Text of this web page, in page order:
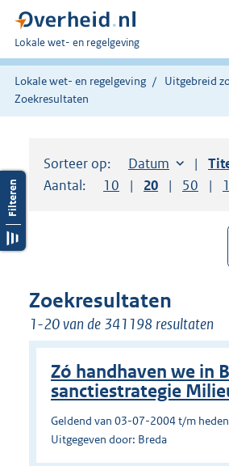
U
bent
hier:
Lokale wet- en regelgeving
Lokale wet- en regelgeving
Uitgebreid
Zoekresultaten
Sorteer op: Sorteer op:
Datum aflopend
Aantal:
Toon
10 resultaten per
Toon
20 resultaten
Toon
50
Zoekresultaten
1-20 van de 341198 resultaten
Zó handhaven we in
sanctiestrategie
Geldend van 03-07-2004 t/m heden
Uitgegeven door: Breda